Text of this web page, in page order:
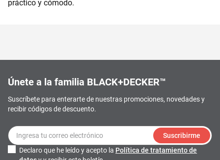
práctico y cómodo.
Únete a la familia BLACK+DECKER™
Suscríbete para enterarte de nuestras promociones, novedades y
recibir códigos de descuento.
Suscribirme
Declaro que he leído y acepto la Política de tratamiento de